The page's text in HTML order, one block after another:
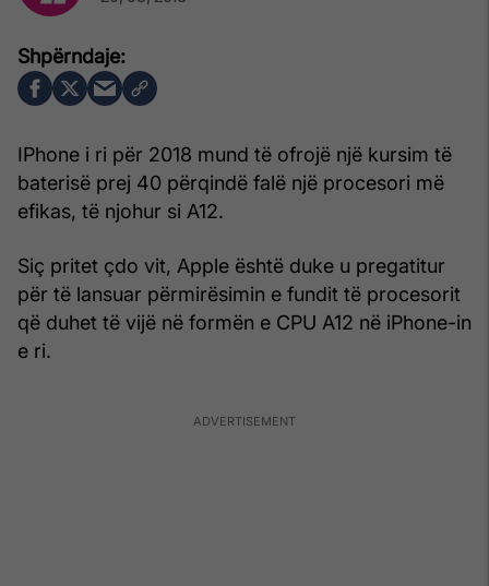
IPhone i ri për 2018 mund të ofrojë një kursim të
baterisë prej 40 përqindë falë një procesori më
efikas, të njohur si A12.
Siç pritet çdo vit, Apple është duke u pregatitur
për të lansuar përmirësimin e fundit të procesorit
që duhet të vijë në formën e CPU A12 në iPhone-in
e ri.